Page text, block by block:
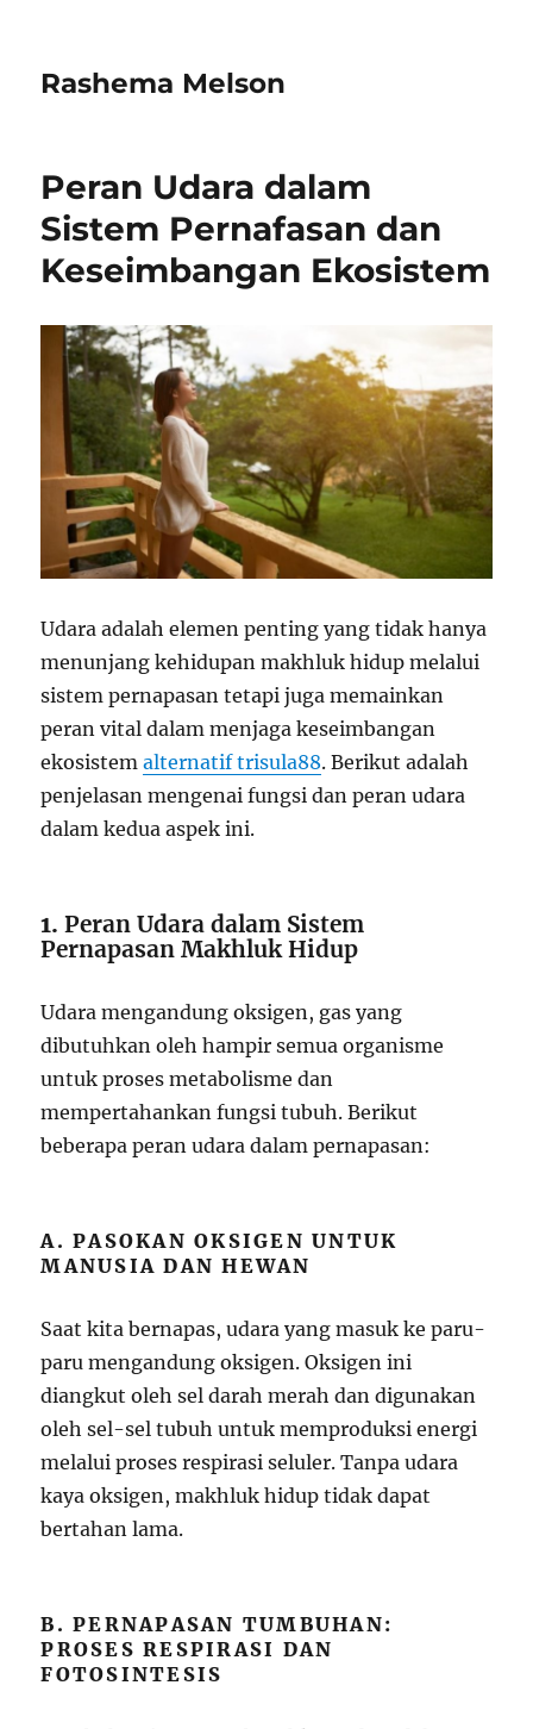
Rashema Melson
Peran Udara dalam
Sistem Pernafasan dan
Keseimbangan Ekosistem
Udara adalah elemen penting yang tidak hanya
menunjang kehidupan makhluk hidup melalui
sistem pernapasan tetapi juga memainkan
peran vital dalam menjaga keseimbangan
ekosistemalternatif trisula88. Berikut adalah
penjelasan mengenai fungsi dan peran udara
dalam kedua aspek ini.
1.Peran Udara dalam Sistem
Pernapasan Makhluk Hidup
Udara mengandung oksigen, gas yang
dibutuhkan oleh hampir semua organisme
untuk proses metabolisme dan
mempertahankan fungsi tubuh. Berikut
beberapa peran udara dalam pernapasan:
A. PASOKAN OKSIGEN UNTUK
MANUSIA DAN HEWAN
Saat kita bernapas, udara yang masuk ke paru-
paru mengandung oksigen. Oksigen ini
diangkut oleh sel darah merah dan digunakan
oleh sel-sel tubuh untuk memproduksi energi
melalui proses respirasi seluler. Tanpa udara
kaya oksigen, makhluk hidup tidak dapat
bertahan lama.
B. PERNAPASAN TUMBUHAN:
PROSES RESPIRASI DAN
FOTOSINTESIS